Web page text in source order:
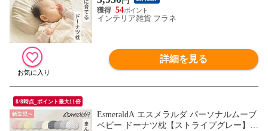
54
インテリア雑貨 フラネ
詳細を見る
8/8時点_ポイント最大11倍
EsmeraldA エスメラルダ パーソナルムーブ
ベビー ドーナツ枕【ストライプグレー】